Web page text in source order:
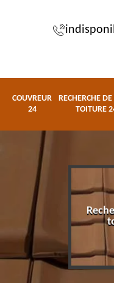
COUVREUR
24
RECHERCHE
TOITURE